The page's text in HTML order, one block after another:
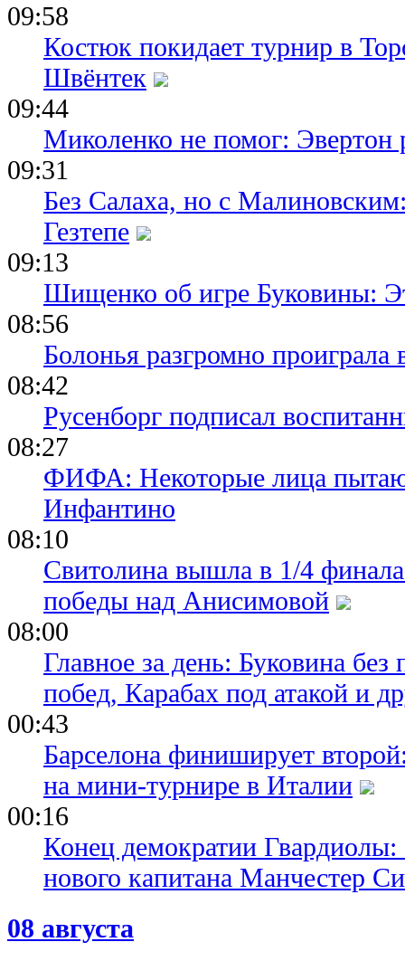
09:58
Костюк покидает турнир в
Швёнтек
09:44
Миколенко не помог: Эвертон
09:31
Без Салаха, но с
Гезтепе
09:13
Шищенко об игре Буковины:
08:56
Болонья разгромно
08:42
Русенборг подписал
08:27
ФИФА: Некоторые лица
Инфантино
08:10
Свитолина вышла в 1/4
победы над Анисимовой
08:00
Главное за день: Буковина
побед, Карабах под атакой и
00:43
Барселона финиширует
на мини-турнире в Италии
00:16
Конец демократии
нового капитана Манчестер
08 августа